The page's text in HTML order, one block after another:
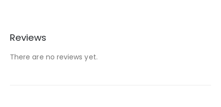
Reviews
There are no reviews yet.